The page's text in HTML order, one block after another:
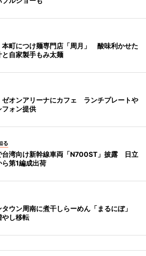
本町につけ麺専門店「周月」 酸味利かせた
と自家製手もみ太麺
ゼオンアリーナにカフェ ランチプレートや
フォン提供
る
台湾向け新幹線車両「N700ST」披露 日立
ら第1編成出荷
タウン周南に煮干しらーめん「まるにぼ」
やし移転